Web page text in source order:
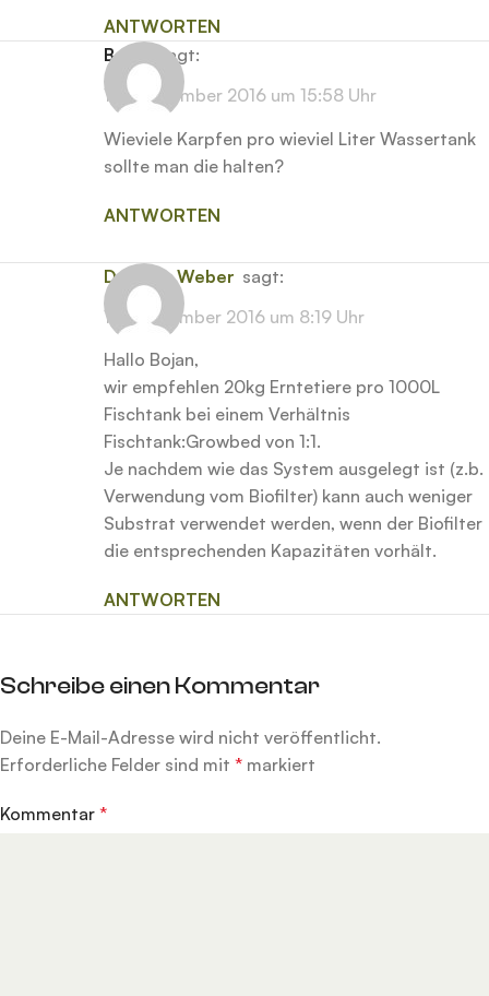
ANTWORTEN
Bojan
sagt:
14. September 2016 um 15:58 Uhr
Wieviele Karpfen pro wieviel Liter Wassertank
sollte man die halten?
ANTWORTEN
Dominik Weber sagt:
16. September 2016 um 8:19 Uhr
Hallo Bojan,
wir empfehlen 20kg Erntetiere pro 1000L
Fischtank bei einem Verhältnis
Fischtank:Growbed von 1:1.
Je nachdem wie das System ausgelegt ist (z.b.
Verwendung vom Biofilter) kann auch weniger
Substrat verwendet werden, wenn der Biofilter
die entsprechenden Kapazitäten vorhält.
ANTWORTEN
Schreibe einen Kommentar
Deine E-Mail-Adresse wird nicht veröffentlicht.
Erforderliche Felder sind mit * markiert
Kommentar *
Alternative: